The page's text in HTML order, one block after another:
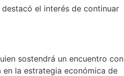
el interés de continuar
sostendrá un encuentro con
la estrategia económica de